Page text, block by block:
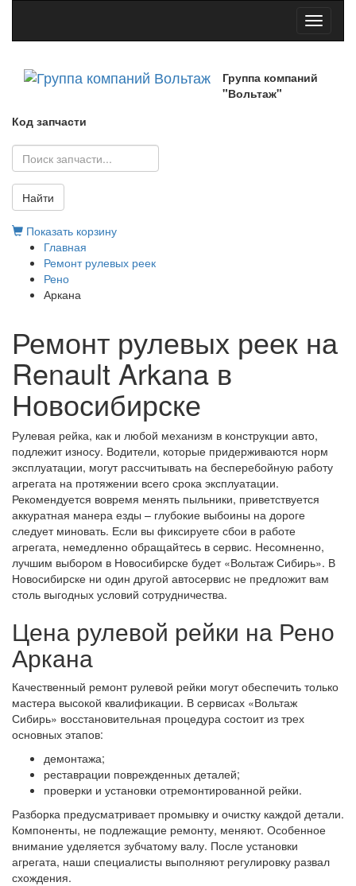
Toggle
Группа компаний
"Вольтаж"
Код запчасти
Найти
Показать корзину
Главная
Ремонт рулевых реек
Рено
Аркана
Ремонт рулевых реек на
Renault Arkana в
Новосибирске
Рулевая рейка, как и любой механизм в конструкции авто,
подлежит износу. Водители, которые придерживаются норм
эксплуатации, могут рассчитывать на бесперебойную работу
агрегата на протяжении всего срока эксплуатации.
Рекомендуется вовремя менять пыльники, приветствуется
аккуратная манера езды – глубокие выбоины на дороге
следует миновать. Если вы фиксируете сбои в работе
агрегата, немедленно обращайтесь в сервис. Несомненно,
лучшим выбором в Новосибирске будет «Вольтаж Сибирь». В
Новосибирске ни один другой автосервис не предложит вам
столь выгодных условий сотрудничества.
Цена рулевой рейки на Рено
Аркана
Качественный ремонт рулевой рейки могут обеспечить только
мастера высокой квалификации. В сервисах «Вольтаж
Сибирь» восстановительная процедура состоит из трех
основных этапов:
демонтажа;
реставрации поврежденных деталей;
проверки и установки отремонтированной рейки.
Разборка предусматривает промывку и очистку каждой детали.
Компоненты, не подлежащие ремонту, меняют. Особенное
внимание уделяется зубчатому валу. После установки
агрегата, наши специалисты выполняют регулировку развал
схождения.